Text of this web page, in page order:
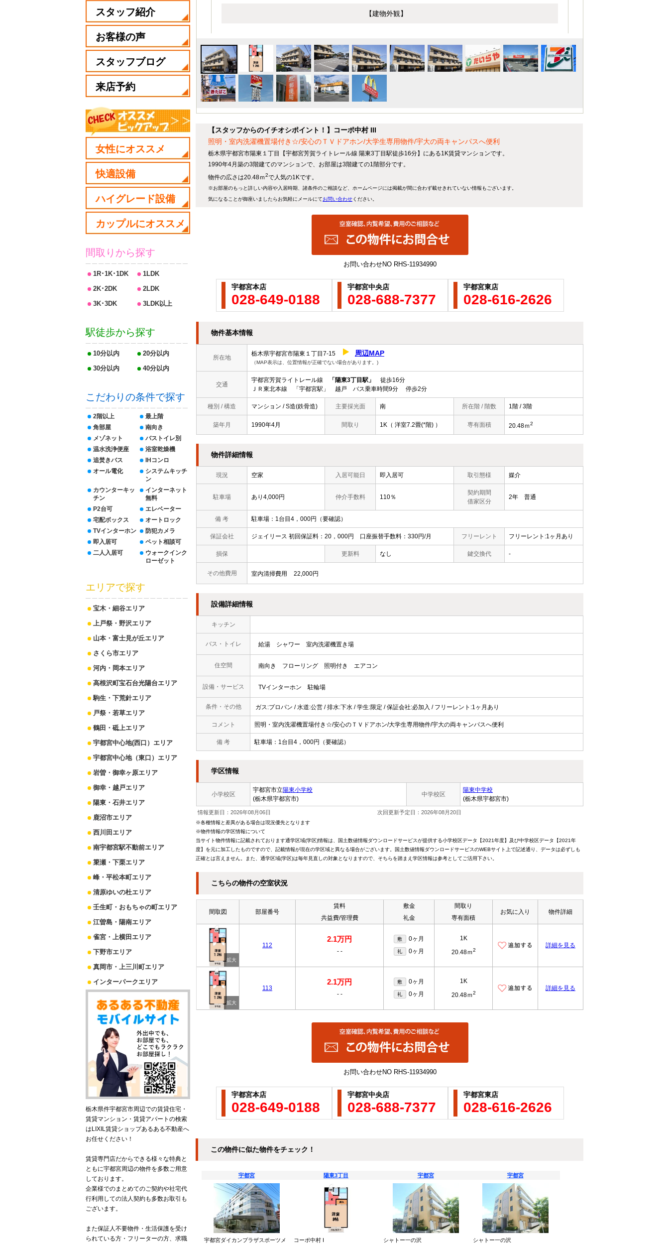
【建物外観】
【スタッフからのイチオシポイント！】コーポ中村 III
照明・室内洗濯機置場付き☆/安心のＴＶドアホン/大学生専用物件/宇大の両キャンパスへ便利
栃木県宇都宮市陽東１丁目【宇都宮芳賀ライトレール線 陽東3丁目駅徒歩16分】にある1K賃貸マンションです。
1990年4月築の3階建てのマンションで、お部屋は3階建ての1階部分です。
物件の広さは20.48ｍ2で人気の1Kです。
※お部屋のもっと詳しい内容や入居時期、諸条件のご相談など、ホームページには掲載が間に合わず載せきれていない情報もございます。
気になることが御座いましたらお気軽にメールにてお問い合わせください。
お問い合わせNO RHS-11934990
宇都宮本店
028-649-0188
宇都宮中央店
028-688-7377
宇都宮東店
028-616-2626
物件基本情報
所在地
栃木県宇都宮市陽東１丁目7-15 周辺MAP
（MAP表示は、位置情報が正確でない場合があります。)
交通
宇都宮芳賀ライトレール線 「陽東3丁目駅」
徒歩16分
ＪＲ東北本線 「宇都宮駅」 越戸 バス乗車時間9分 停歩2分
種別 / 構造 マンション / S造(鉄骨造) 主要採光面 南 所在階 / 階数 1階 / 3階
築年月 1990年4月 間取り 1K（ 洋室7.2畳(*階) ） 専有面積 20.48ｍ2
物件詳細情報
現況 空家 入居可能日 即入居可 取引態様 媒介
駐車場 あり4,000円 仲介手数料 110％
契約期間
借家区分
2年 普通
備 考 駐車場：1台目4，000円（要確認）
保証会社 ジェイリース 初回保証料：20，000円 口座振替手数料：330円/月 フリーレント フリーレント:1ヶ月あり
損保 更新料 なし 鍵交換代 -
その他費用 室内清掃費用 22,000円
設備詳細情報
キッチン
バス・トイレ 給湯 シャワー 室内洗濯機置き場
住空間 南向き フローリング 照明付き エアコン
設備・サービス TVインターホン 駐輪場
条件・その他 ガス:プロパン / 水道:公営 / 排水:下水 / 学生:限定 / 保証会社:必加入 / フリーレント:1ヶ月あり
コメント 照明・室内洗濯機置場付き☆/安心のＴＶドアホン/大学生専用物件/宇大の両キャンパスへ便利
備 考 駐車場：1台目4，000円（要確認）
学区情報
小学校区
宇都宮市立陽東小学校
(栃木県宇都宮市)
中学校区
陽東中学校
(栃木県宇都宮市)
情報更新日：2026年08月06日 次回更新予定日：2026年08月20日
※各種情報と差異がある場合は現況優先となります
※物件情報の学区情報について
当サイト物件情報に記載されております通学区域(学区)情報は、国土数値情報ダウンロードサービスが提供する小学校区データ【2021年度】及び中学校区データ【2021年
度】を元に加工したものですので、記載情報が現在の学区域と異なる場合がございます。国土数値情報ダウンロードサービスのWEBサイト上で記述通り、データは必ずしも
正確とは言えません。また、通学区域(学区)は毎年見直しの対象となりますので、そちらを踏まえ学区情報は参考としてご活用下さい。
こちらの物件の空室状況
間取図 部屋番号
賃料
共益費/管理費
敷金
礼金
間取り
専有面積
お気に入り 物件詳細
112
2.1万円
- -
敷 0ヶ月
礼 0ヶ月
1K
20.48ｍ2
詳細を見る
113
2.1万円
- -
敷 0ヶ月
礼 0ヶ月
1K
20.48ｍ2
詳細を見る
お問い合わせNO RHS-11934990
宇都宮本店
028-649-0188
宇都宮中央店
028-688-7377
宇都宮東店
028-616-2626
この物件に似た物件をチェック！
宇都宮
宇都宮ダイカンプラザスポーツメ
陽東3丁目
コーポ中村 I
宇都宮
シャトー一の沢
宇都宮
シャトー一の沢
スタッフ紹介
お客様の声
スタッフブログ
来店予約
女性にオススメ
快適設備
ハイグレード設備
カップルにオススメ
間取りから探す
1R･1K･1DK
1LDK
2K･2DK
2LDK
3K･3DK
3LDK以上
駅徒歩から探す
10分以内
20分以内
30分以内
40分以内
こだわりの条件で探す
2階以上
最上階
角部屋
南向き
メゾネット
バストイレ別
温水洗浄便座
浴室乾燥機
追焚きバス
IHコンロ
オール電化
システムキッチ
ン
カウンターキッ
チン
インターネット
無料
P2台可
エレベーター
宅配ボックス
オートロック
TVインターホン
防犯カメラ
即入居可
ペット相談可
二人入居可
ウォークインク
ローゼット
エリアで探す
宝木・細谷エリア
上戸祭・野沢エリア
山本・富士見が丘エリア
さくら市エリア
河内・岡本エリア
高根沢町宝石台光陽台エリア
駒生・下荒針エリア
戸祭・若草エリア
鶴田・砥上エリア
宇都宮中心地(西口）エリア
宇都宮中心地（東口）エリア
岩曽・御幸ヶ原エリア
御幸・越戸エリア
陽東・石井エリア
鹿沼市エリア
西川田エリア
南宇都宮駅不動前エリア
簗瀬・下栗エリア
峰・平松本町エリア
清原ゆいの杜エリア
壬生町・おもちゃの町エリア
江曽島・陽南エリア
雀宮・上横田エリア
下野市エリア
真岡市・上三川町エリア
インターパークエリア
栃木県件宇都宮市周辺での賃貸住宅・
賃貸マンション・賃貸アパートの検索
はLIXIL賃貸ショップあるある不動産へ
お任せください！
賃貸専門店だからできる様々な特典と
ともに宇都宮周辺の物件を多数ご用意
しております。
企業様でのまとめてのご契約や社宅代
行利用しての法人契約も多数お取引も
ございます。
また保証人不要物件・生活保護を受け
られている方・フリーターの方、求職